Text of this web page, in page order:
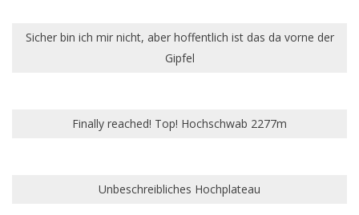
Sicher bin ich mir nicht, aber hoffentlich ist das da vorne der
Gipfel
Finally reached! Top! Hochschwab 2277m
Unbeschreibliches Hochplateau